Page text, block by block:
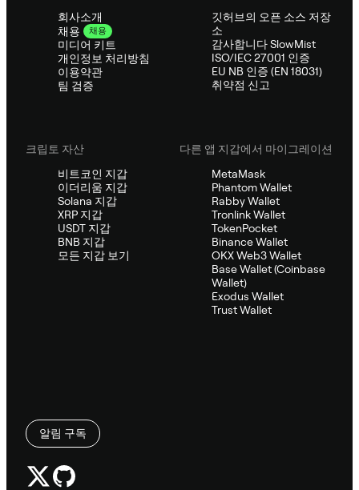
회사소개
채용
채용
미디어 키트
개인정보 처리방침
이용약관
팀 검증
깃허브의 오픈 소스 저장
소
감사합니다 SlowMist
ISO/IEC 27001 인증
EU NB 인증 (EN 18031)
취약점 신고
크립토 자산
비트코인 지갑
이더리움 지갑
Solana 지갑
XRP 지갑
USDT 지갑
BNB 지갑
모든 지갑 보기
다른 앱 지갑에서 마이그레이션
MetaMask
Phantom Wallet
Rabby Wallet
Tronlink Wallet
TokenPocket
Binance Wallet
OKX Web3 Wallet
Base Wallet (Coinbase
Wallet)
Exodus Wallet
Trust Wallet
알림 구독